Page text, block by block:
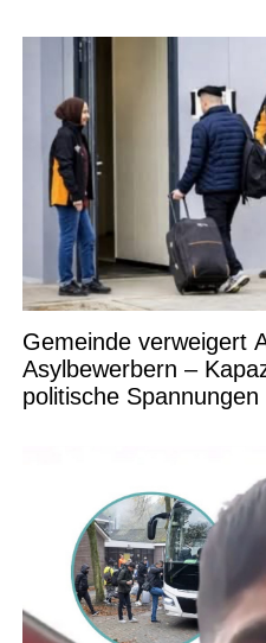
Gemeinde verweigert
Asylbewerbern –
politische